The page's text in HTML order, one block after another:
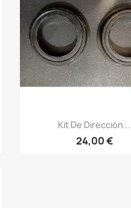
Vista rápida
Kit De Dirección...
24,00 €